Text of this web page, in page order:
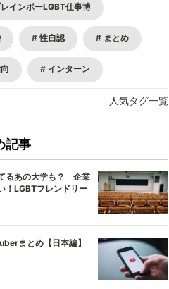
インボーLGBT仕事博
性自認 まとめ
インターン
人気タグ一覧
記事
るあの大学も？ 企業
！LGBTフレンドリー
まとめ【日本編】